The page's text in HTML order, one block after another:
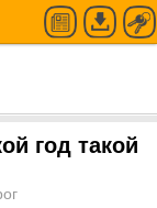
год такой